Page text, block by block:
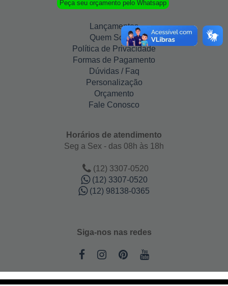
Peça seu orçamento pelo Whatsapp
Lançamentos
Quem Somos
Política de Privacidade
Formas de Pagamento
Dúvidas / Faq
Personalização
Orçamento
Fale Conosco
Horários de atendimento
Seg a Sex - das 08h às 18h
(12) 3307-0520
(12) 3307-0520
(12) 98138-0365
Siga-nos nas redes